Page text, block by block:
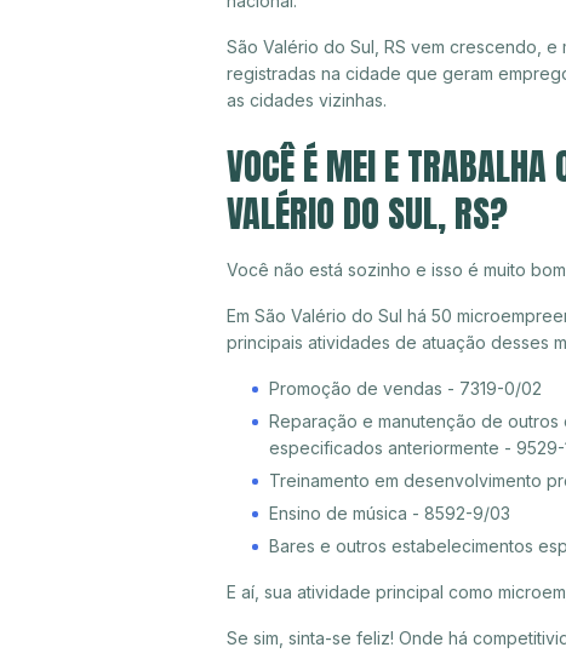
São Valério do Sul, RS vem crescendo,
registradas na cidade que geram
as cidades vizinhas.
VOCÊ É MEI E TRABALHA
VALÉRIO DO SUL, RS?
Você não está sozinho e isso é muito
Em São Valério do Sul há 50
principais atividades de atuação desses
Promoção de vendas - 7319-0/02
Reparação e manutenção de
especificados anteriormente - 9529-
Treinamento em desenvolvimento
Ensino de música - 8592-9/03
Bares e outros estabelecimentos
E aí, sua atividade principal como
Se sim, sinta-se feliz! Onde há